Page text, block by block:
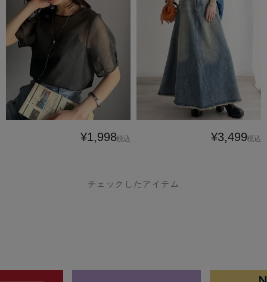
¥1,998税込 ¥3,499税込
チェックしたアイテム